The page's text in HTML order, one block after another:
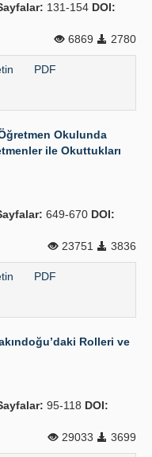
131-154 DOI:
6869
2780
PDF
Okulunda
ile Okuttukları
649-670 DOI:
23751
3836
PDF
Rolleri ve
95-118 DOI:
29033
3699